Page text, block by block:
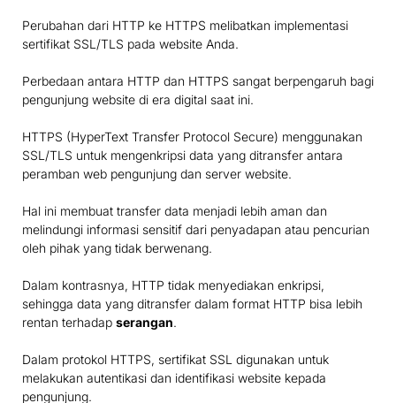
Perubahan dari HTTP ke HTTPS melibatkan implementasi
sertifikat SSL/TLS pada website Anda.
Perbedaan antara HTTP dan HTTPS sangat berpengaruh bagi
pengunjung website di era digital saat ini.
HTTPS (HyperText Transfer Protocol Secure) menggunakan
SSL/TLS untuk mengenkripsi data yang ditransfer antara
peramban web pengunjung dan server website.
Hal ini membuat transfer data menjadi lebih aman dan
melindungi informasi sensitif dari penyadapan atau pencurian
oleh pihak yang tidak berwenang.
Dalam kontrasnya, HTTP tidak menyediakan enkripsi,
sehingga data yang ditransfer dalam format HTTP bisa lebih
rentan terhadap serangan.
Dalam protokol HTTPS, sertifikat SSL digunakan untuk
melakukan autentikasi dan identifikasi website kepada
pengunjung.